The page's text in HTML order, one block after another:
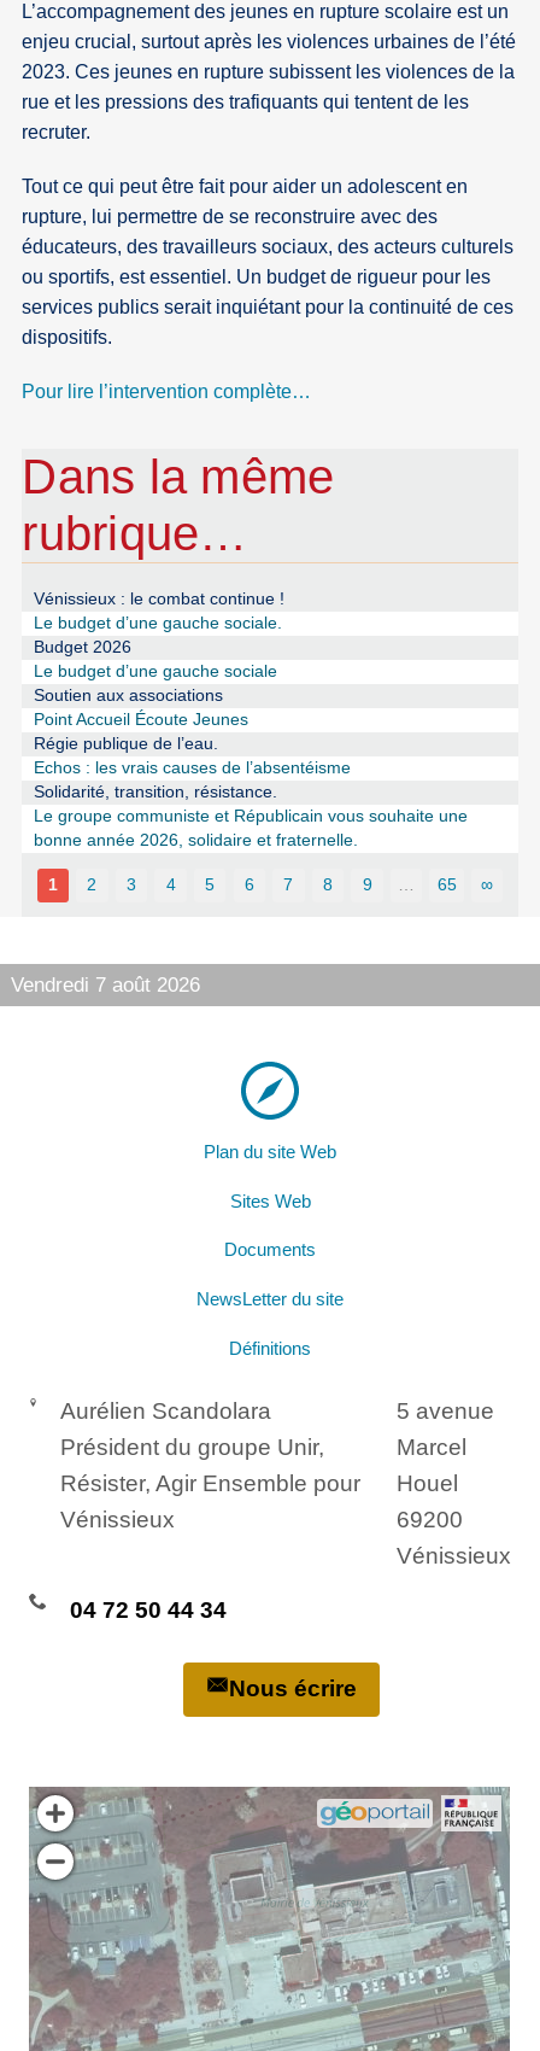
L’accompagnement des jeunes en rupture scolaire est un
enjeu crucial, surtout après les violences urbaines de l’été
2023. Ces jeunes en rupture subissent les violences de la
rue et les pressions des trafiquants qui tentent de les
recruter.
Tout ce qui peut être fait pour aider un adolescent en
rupture, lui permettre de se reconstruire avec des
éducateurs, des travailleurs sociaux, des acteurs culturels
ou sportifs, est essentiel. Un budget de rigueur pour les
services publics serait inquiétant pour la continuité de ces
dispositifs.
Pour lire l’intervention complète…
Dans la même
rubrique…
Vénissieux : le combat continue !
Le budget d’une gauche sociale.
Budget 2026
Le budget d’une gauche sociale
Soutien aux associations
Point Accueil Écoute Jeunes
Régie publique de l’eau.
Echos : les vrais causes de l’absentéisme
Solidarité, transition, résistance.
Le groupe communiste et Républicain vous souhaite une
bonne année 2026, solidaire et fraternelle.
1 2 3 4 5 6 7 8 9 65 ∞
Vendredi 7 août 2026
Plan du site Web
Sites Web
Documents
NewsLetter du site
Définitions
Aurélien Scandolara
Président du groupe Unir,
Résister, Agir Ensemble pour
Vénissieux
5 avenue
Marcel
Houel
69200
Vénissieux
04 72 50 44 34
Nous écrire